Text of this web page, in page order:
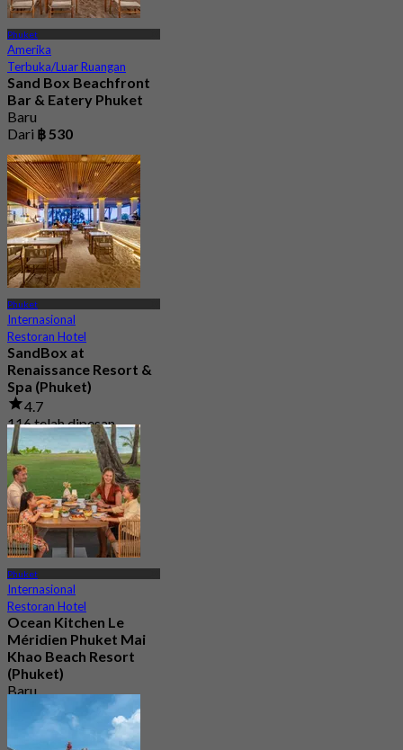
Phuket
Amerika
Terbuka/Luar Ruangan
Sand Box Beachfront
Bar & Eatery Phuket
Baru
Dari ฿ 530
Phuket
Internasional
Restoran Hotel
SandBox at
Renaissance Resort &
Spa (Phuket)
4.7
116 telah dipesan
Dari฿ 530
Phuket
Internasional
Restoran Hotel
Ocean Kitchen Le
Méridien Phuket Mai
Khao Beach Resort
(Phuket)
Baru
Dari฿ 445